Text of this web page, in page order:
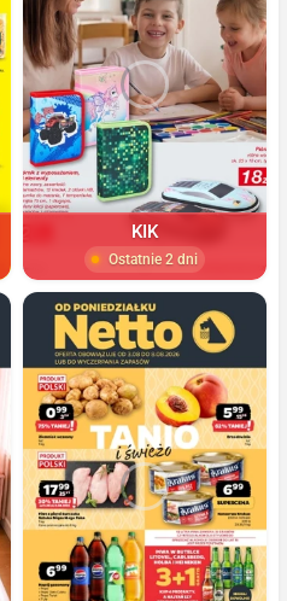
KIK
Ostatnie 2 dni